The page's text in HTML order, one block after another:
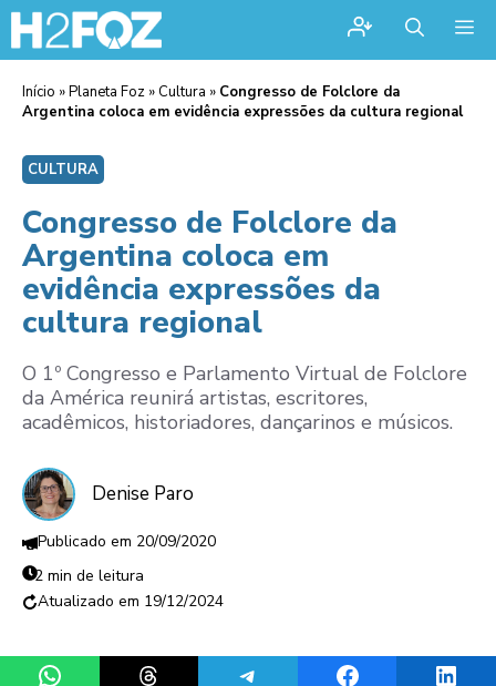
Início »Planeta Foz » Cultura » Congresso de Folclore da
Argentina coloca em evidência expressões da cultura regional
CULTURA
Congresso de Folclore da
Argentina coloca em
evidência expressões da
cultura regional
O 1º Congresso e Parlamento Virtual de Folclore
da América reunirá artistas, escritores,
acadêmicos, historiadores, dançarinos e músicos.
Denise Paro
20/09/2020
2 min de leitura
19/12/2024
Share on WhatsAppShare on ThreadsShare on TelegramShare on Facebook